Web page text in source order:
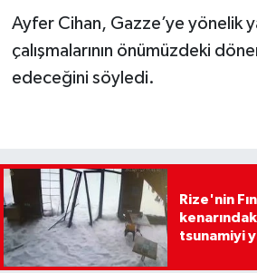
Ayfer Cihan, Gazze’ye yönelik
çalışmalarının önümüzdeki
edeceğini söyledi.
Rize'nin
tsunamiyi